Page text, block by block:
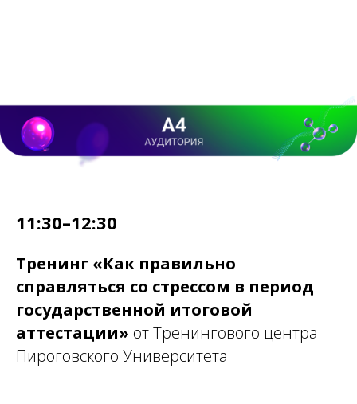
11:30–12:30
Тренинг «Как правильно
справляться со стрессом в период
государственной итоговой
аттестации» от Тренингового центра
Пироговского Университета